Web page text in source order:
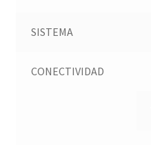
SISTEMA
CONECTIVIDAD